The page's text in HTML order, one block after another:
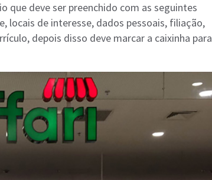
deve ser preenchido com as seguintes
locais de interesse, dados pessoais, filiação,
depois disso deve marcar a caixinha para